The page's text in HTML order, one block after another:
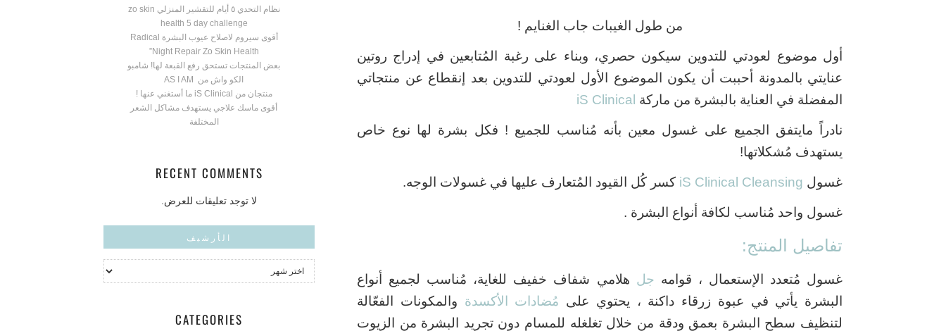
من طول الغيبات جاب الغنايم !
أول موضوع لعودتي للتدوين سيكون حصري، وبناء على رغبة المُتابعين في إدراج روتين
عنايتي بالمدونة أحببت أن يكون الموضوع الأول لعودتي للتدوين بعد إنقطاع عن منتجاتي
المفضلة في العناية بالبشرة من ماركة
iS Clinical
نادراً مايتفق الجميع على غسول معين بأنه مُناسب للجميع ! فكل بشرة لها نوع خاص
يستهدف مُشكلاتها!
غسول iS Clinical Cleansing كسر كُل القيود المُتعارف عليها في غسولات الوجه.
غسول واحد مُناسب لكافة أنواع البشرة .
تفاصيل المنتج:
غسول مُتعدد الإستعمال ، قوامه جل هلامي شفاف خفيف للغاية، مُناسب لجميع أنواع
البشرة يأتي في عبوة زرقاء داكنة ، يحتوي على مُضادات الأكسدة والمكونات الفعّالة
لتنظيف سطح البشرة بعمق ودقة من خلال تغلغله للمسام دون تجريد البشرة من الزيوت
نظام التحدي ٥ أيام للتقشير المنزلي zo skin
health 5 day challenge
أقوى سيروم لاصلاح عيوب البشرة Radical
Night Repair Zo Skin Health”
بعض المنتجات تستحق رفع القبعة لها! شامبو
الكو واش من AS I AM
منتجان من iS Clinical ما أستغني عنها !
أقوى ماسك علاجي يستهدف مشاكل الشعر
المختلفة
RECENT COMMENTS
لا توجد تعليقات للعرض.
الأرشيف
CATEGORIES